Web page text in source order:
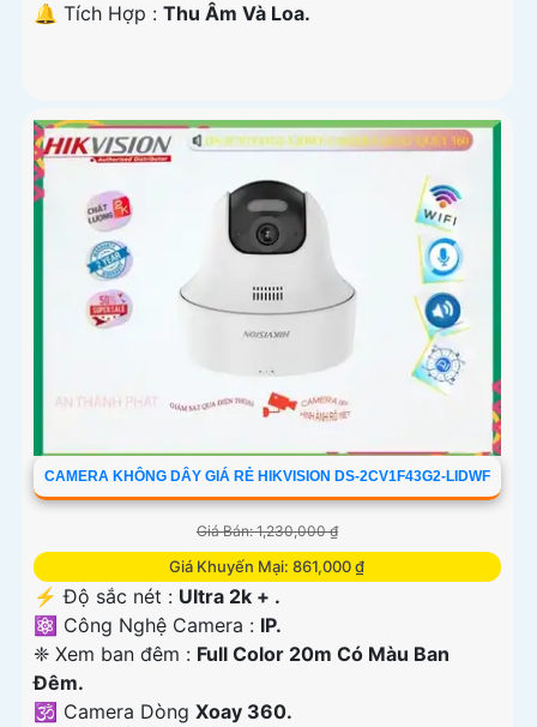
️🔔 Tích Hợp : Thu Âm Và Loa.
CAMERA KHÔNG DÂY GIÁ RẺ HIKVISION DS-2CV1F43G2-LIDWF
Giá Bán: 1,230,000 ₫
Giá Khuyến Mại: 861,000 ₫
️⚡ Độ sắc nét : Ultra 2k + .
⚛️ Công Nghệ Camera : IP.
❈ Xem ban đêm : Full Color 20m Có Màu Ban
Ðêm.
🕉️ Camera Dòng Xoay 360.